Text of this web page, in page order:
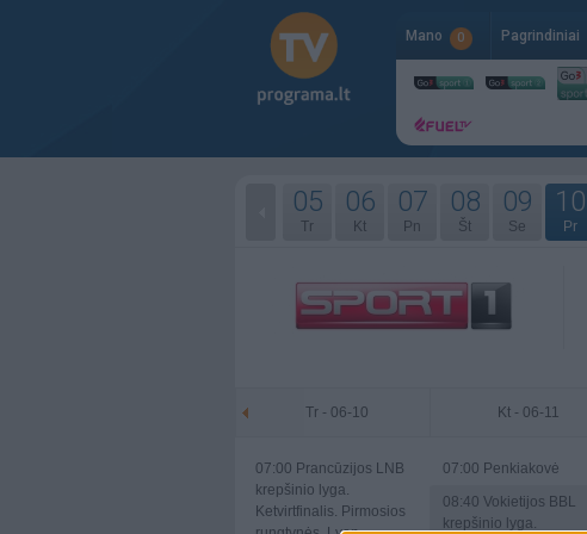
Mano 0 Pagrindiniai
05
Tr
06
Kt
07
Pn
08
Št
09
Se
10
Pr
Tr - 06-10
07:00 Prancūzijos LNB
krepšinio lyga.
Ketvirtfinalis. Pirmosios
Kt - 06-11
07:00 Penkiakovė
08:40 Vokietijos BBL
krepšinio lyga.